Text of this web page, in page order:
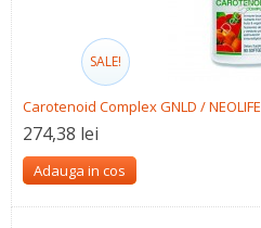
SALE!
Carotenoid Complex GNLD / NEOLIFE
274,38 lei
Adauga in cos